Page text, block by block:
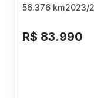
56.376 km2023/
R$ 83.990